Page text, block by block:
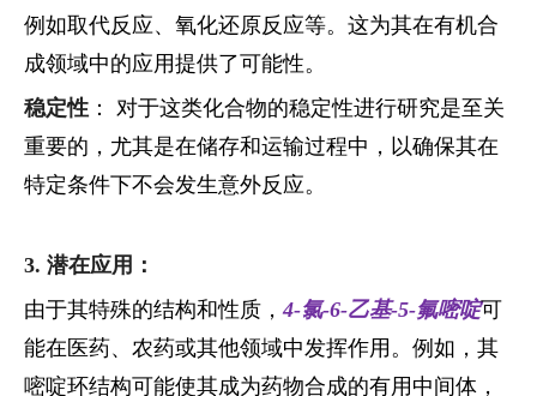
例如取代反应、氧化还原反应等。这为其在有机合
成领域中的应用提供了可能性。
稳定性 ： 对于这类化合物的稳定性进行研究是至关
重要的，尤其是在储存和运输过程中，以确保其在
特定条件下不会发生意外反应。
3. 潜在应用：
由于其特殊的结构和性质，4-氯-6-乙基-5-氟嘧啶可
能在医药、农药或其他领域中发挥作用。例如，其
嘧啶环结构可能使其成为药物合成的有用中间体，